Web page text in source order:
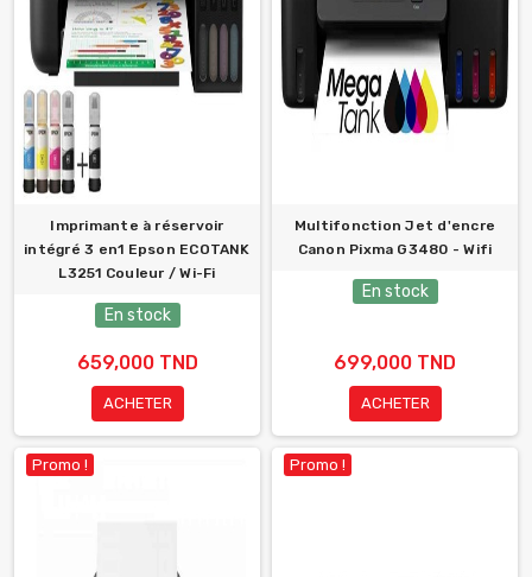
Imprimante à réservoir
intégré 3 en1 Epson ECOTANK
L3251 Couleur / Wi-Fi
En stock
659,000 TND
ACHETER
Multifonction Jet d'encre
Canon Pixma G3480 - Wifi
En stock
699,000 TND
ACHETER
Promo ! Promo !